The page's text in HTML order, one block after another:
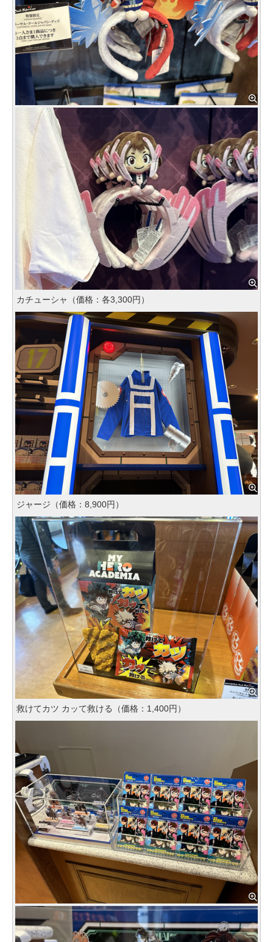
カチューシャ（価格：各3,300円）
ジャージ（価格：8,900円）
救けてカツ カッて救ける（価格：1,400円）